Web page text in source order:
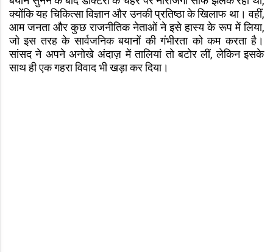
क्योंकि यह चिकित्सा विज्ञान और उनकी प्रतिष्ठा के खिलाफ था। वहीं,
आम जनता और कुछ राजनीतिक नेताओं ने इसे हास्य के रूप में लिया,
जो इस तरह के सार्वजनिक बयानों की गंभीरता को कम करता है।
सांसद ने अपने अनोखे अंदाज़ में तालियां तो बटोर लीं, लेकिन इसके
साथ ही एक गहरा विवाद भी खड़ा कर दिया।